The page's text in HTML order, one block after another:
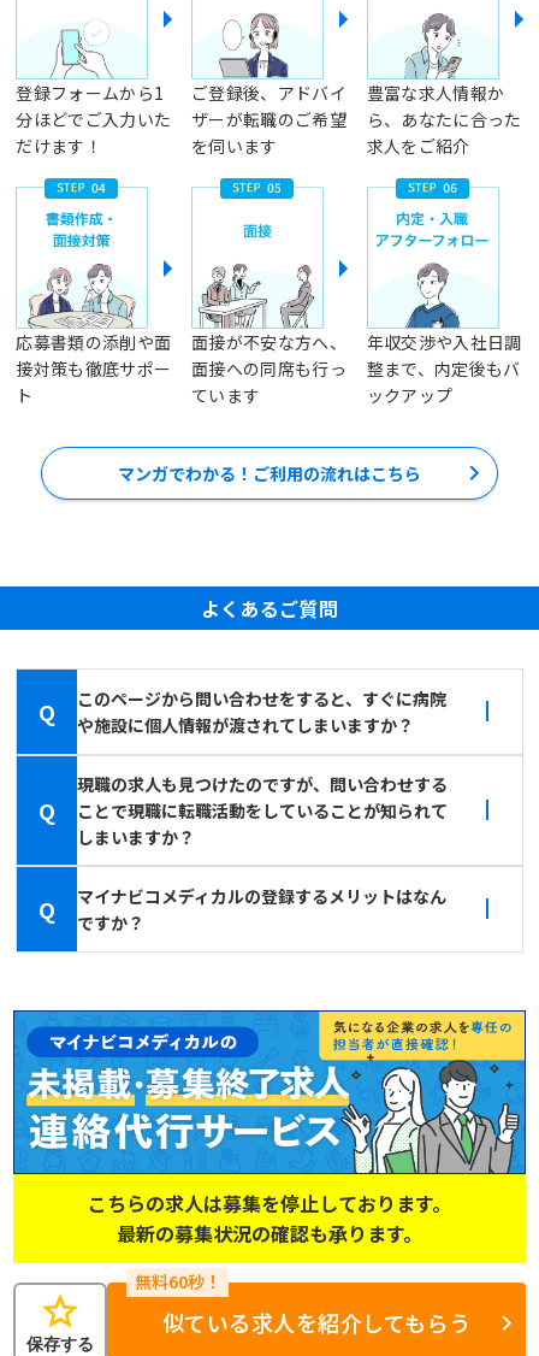
登録フォームから1
分ほどでご入力いた
だけます！
ご登録後、アドバイ
ザーが転職のご希望
を伺います
豊富な求人情報か
ら、あなたに合った
求人をご紹介
応募書類の添削や面
接対策も徹底サポー
ト
面接が不安な方へ、
面接への同席も行っ
ています
年収交渉や入社日調
整まで、内定後もバ
ックアップ
マンガでわかる！ご利用の流れはこちら
よくあるご質問
Q
このページから問い合わせをすると、すぐに病院
や施設に個人情報が渡されてしまいますか？
Q
現職の求人も見つけたのですが、問い合わせする
ことで現職に転職活動をしていることが知られて
しまいますか？
Q
マイナビコメディカルの登録するメリットはなん
ですか？
こちらの求人は募集を停止しております。
最新の募集状況の確認も承ります。
star
保存する
似ている求人を紹介してもらう